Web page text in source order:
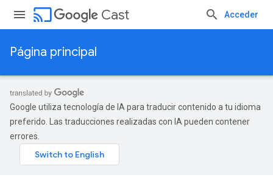
cast Cast Acceder
Página principal
Google utiliza tecnología de IA para traducir contenido a tu idioma
preferido. Las traducciones realizadas con IA pueden contener
errores.